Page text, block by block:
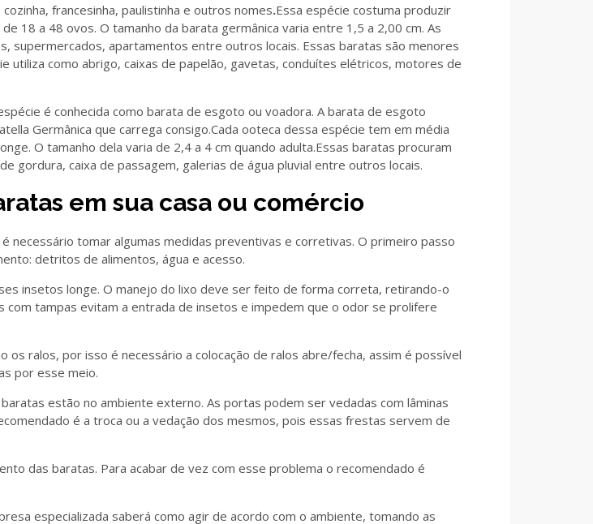
francesinha, paulistinha e outros nomes.Essa espécie costuma produzir
18 a 48 ovos. O tamanho da barata germânica varia entre 1,5 a 2,00 cm. As
supermercados, apartamentos entre outros locais. Essas baratas são menores
utiliza como abrigo, caixas de papelão, gavetas, conduítes elétricos, motores de
é conhecida como barata de esgoto ou voadora. A barata de esgoto
Germânica que carrega consigo.Cada ooteca dessa espécie tem em média
O tamanho dela varia de 2,4 a 4 cm quando adulta.Essas baratas procuram
gordura, caixa de passagem, galerias de água pluvial entre outros locais.
em sua casa ou comércio
necessário tomar algumas medidas preventivas e corretivas. O primeiro passo
detritos de alimentos, água e acesso.
insetos longe. O manejo do lixo deve ser feito de forma correta, retirando-o
com tampas evitam a entrada de insetos e impedem que o odor se prolifere
os ralos, por isso é necessário a colocação de ralos abre/fecha, assim é possível
por esse meio.
estão no ambiente externo. As portas podem ser vedadas com lâminas
é a troca ou a vedação dos mesmos, pois essas frestas servem de
das baratas. Para acabar de vez com esse problema o recomendado é
especializada saberá como agir de acordo com o ambiente, tomando as